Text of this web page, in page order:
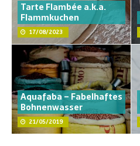
Tarte Flambée a.k.a.
Flammkuchen
17/08/2023
Aquafaba – Fabelhaftes
Bohnenwasser
21/05/2019